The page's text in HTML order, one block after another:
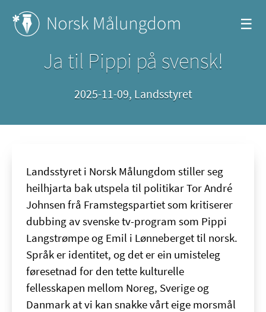
☰
Ja til Pippi på svensk!
2025-11-09, Landsstyret
Landsstyret i Norsk Målungdom stiller seg
heilhjarta bak utspela til politikar Tor André
Johnsen frå Framstegspartiet som kritiserer
dubbing av svenske tv-program som Pippi
Langstrømpe og Emil i Lønneberget til norsk.
Språk er identitet, og det er ein umisteleg
føresetnad for den tette kulturelle
fellesskapen mellom Noreg, Sverige og
Danmark at vi kan snakke vårt eige morsmål